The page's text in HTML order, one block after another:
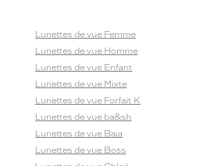
Lunettes de vue Femme
Lunettes de vue Homme
Lunettes de vue Enfant
Lunettes de vue Mixte
Lunettes de vue Forfait K
Lunettes de vue ba&sh
Lunettes de vue Baia
Lunettes de vue Boss